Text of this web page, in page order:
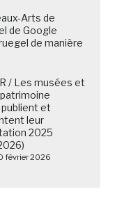
Arts de
de Google
de manière
/ Les musées et
et
leur
2025
février 2026